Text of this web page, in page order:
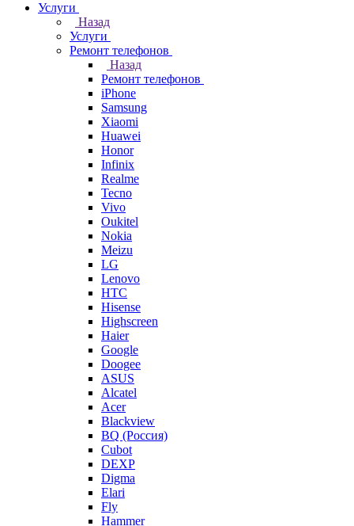
Услуги
Назад
Услуги
Ремонт телефонов
Назад
Ремонт телефонов
iPhone
Samsung
Xiaomi
Huawei
Honor
Infinix
Realme
Tecno
Vivo
Oukitel
Nokia
Meizu
LG
Lenovo
HTC
Hisense
Highscreen
Haier
Google
Doogee
ASUS
Alcatel
Acer
Blackview
BQ (Россия)
Cubot
DEXP
Digma
Elari
Fly
Hammer